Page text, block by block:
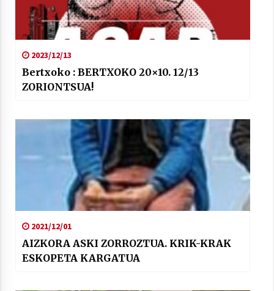
2021/07/01
2021/06/30
2023/12/13
Bertxoko : BERTXOKO 20×10. 12/13
ZORIONTSUA!
2021/12/01
AIZKORA ASKI ZORROZTUA. KRIK-KRAK
ESKOPETA KARGATUA